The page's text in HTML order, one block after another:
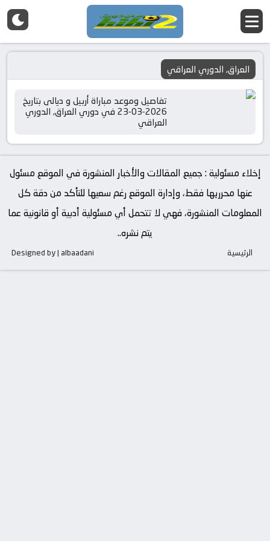
العراق, الدوري العراقي
تفاصيل وموعد مباراة أربيل و ديالى بتاريخ
2026-03-23 في دوري العراق, الدوري
العراقي
إخلاء مسئولية : جميع المقالات والأخبار المنشورة في الموقع مسئول
عنها محرريها فقط، وإدارة الموقع رغم سعيها للتأكد من دقة كل
المعلومات المنشورة، فهي لا تتحمل أي مسئولية أدبية أو قانونية عما
يتم نشره..
Designed by | albaadani الرئيسية